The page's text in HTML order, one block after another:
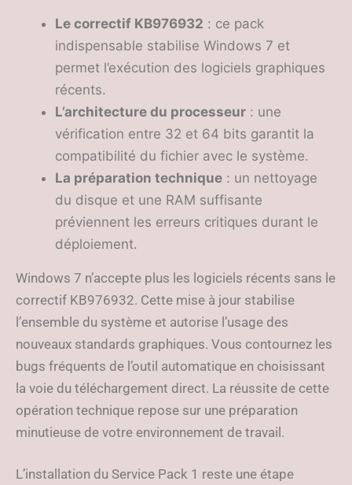
Le correctif KB976932 : ce pack
indispensable stabilise Windows 7 et
permet l’exécution des logiciels graphiques
récents.
L’architecture du processeur : une
vérification entre 32 et 64 bits garantit la
compatibilité du fichier avec le système.
La préparation technique : un nettoyage
du disque et une RAM suffisante
préviennent les erreurs critiques durant le
déploiement.
Windows 7 n’accepte plus les logiciels récents sans le
correctif KB976932. Cette mise à jour stabilise
l’ensemble du système et autorise l’usage des
nouveaux standards graphiques. Vous contournez les
bugs fréquents de l’outil automatique en choisissant
la voie du téléchargement direct. La réussite de cette
opération technique repose sur une préparation
minutieuse de votre environnement de travail.
L’installation du Service Pack 1 reste une étape